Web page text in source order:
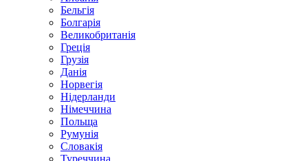
Бельгія
Болгарія
Великобританія
Греція
Грузія
Данія
Норвегія
Нідерланди
Німеччина
Польща
Румунія
Словакія
Туреччина